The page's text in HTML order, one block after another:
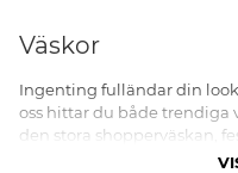
Väskor
Ingenting fulländar din
oss hittar du både trendiga
den stora shopperväskan,
axelremsväskorna - så att